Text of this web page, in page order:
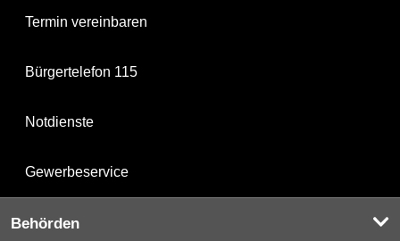
Termin vereinbaren
Bürgertelefon 115
Notdienste
Gewerbeservice
Behörden